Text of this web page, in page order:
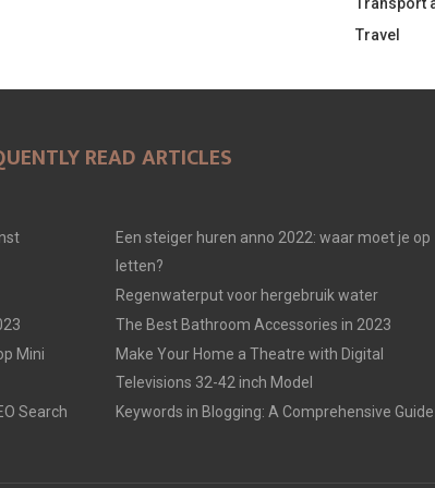
Travel
READ ARTICLES
Mini
Search
Een steiger huren anno 2022: waar moet je op
letten?
Regenwaterput voor hergebruik water
The Best Bathroom Accessories in 2023
Make Your Home a Theatre with Digital
Televisions 32-42 inch Model
Keywords in Blogging: A Comprehensive Guide